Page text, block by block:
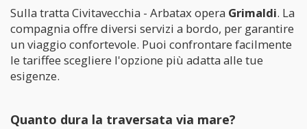
Sulla tratta Civitavecchia - Arbatax opera Grimaldi. La
compagnia offre diversi servizi a bordo, per garantire
un viaggio confortevole. Puoi confrontare facilmente
le tariffee scegliere l'opzione più adatta alle tue
esigenze.
Quanto dura la traversata via mare?